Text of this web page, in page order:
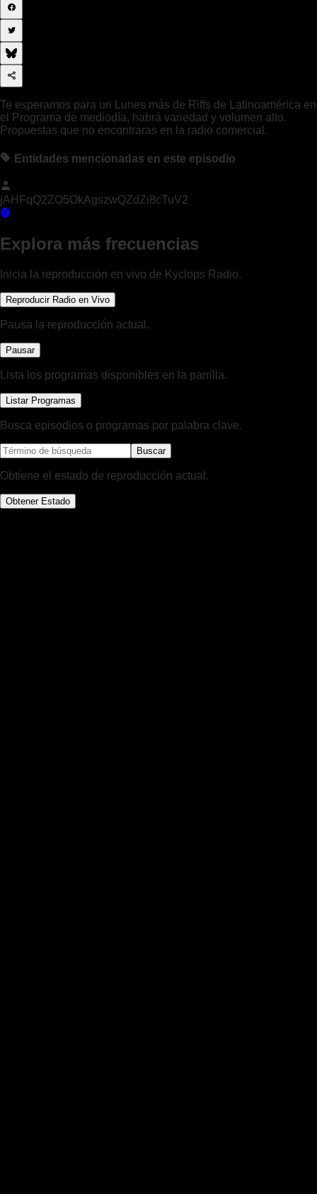
Te esperamos para un Lunes más de Riffs de Latinoamérica en
el Programa de mediodía, habrá variedad y volumen alto.
Propuestas que no encontraras en la radio comercial.
Entidades mencionadas en este episodio
jAHFqQ2ZO5OkAgszwQZdZi8cTuV2
Explora más frecuencias
Inicia la reproducción en vivo de Kyclops Radio.
Reproducir Radio en Vivo
Pausa la reproducción actual.
Pausar
Lista los programas disponibles en la parrilla.
Listar Programas
Busca episodios o programas por palabra clave.
Buscar
Obtiene el estado de reproducción actual.
Obtener Estado